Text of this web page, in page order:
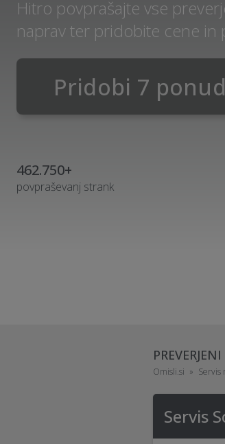
Hitro povprašajte vse
naprav ter pridobite cene in
Pridobi 7
462.750+
povpraševanj strank
PREVERJENI
Omisli.si Servis
Servis